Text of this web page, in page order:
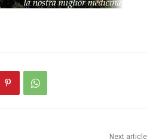
Next article